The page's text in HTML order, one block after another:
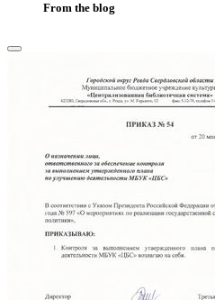
From the blog